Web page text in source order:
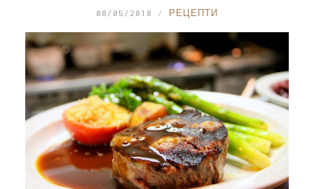
08/05/2018 РЕЦЕПТИ